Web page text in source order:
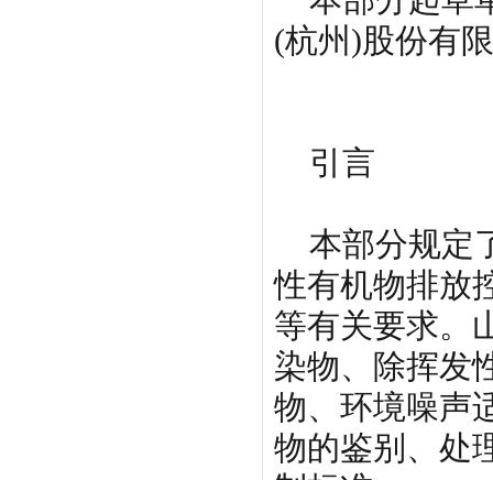
(杭州)股份有
引言
本部分规定
性有机物排放
等有关要求。
染物、除挥发
物、环境噪声
物的鉴别、处